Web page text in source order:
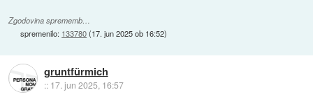
Zgodovina sprememb…
spremenilo: 133780(17. jun 2025 ob 16:52)
gruntfürmich
:: 17. jun 2025, 16:57